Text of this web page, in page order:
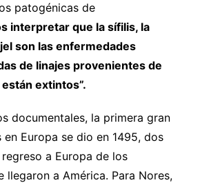
patogénicas de
interpretar que la sífilis, la
son las enfermedades
de linajes provenientes de
extintos”.
documentales, la primera gran
Europa se dio en 1495, dos
a Europa de los
llegaron a América. Para Nores,